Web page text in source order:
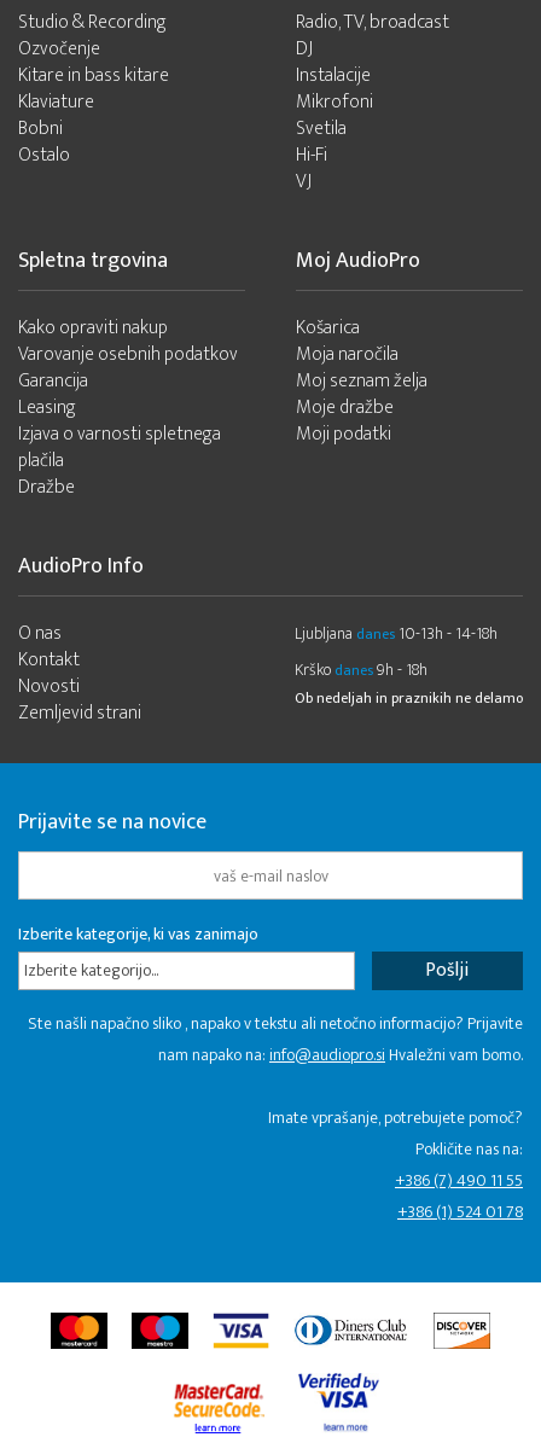
Studio & Recording
Ozvočenje
Kitare in bass kitare
Klaviature
Bobni
Ostalo
Radio, TV, broadcast
DJ
Instalacije
Mikrofoni
Svetila
Hi-Fi
VJ
Spletna trgovina
Kako opraviti nakup
Varovanje osebnih podatkov
Garancija
Leasing
Izjava o varnosti spletnega
plačila
Dražbe
Moj AudioPro
Košarica
Moja naročila
Moj seznam želja
Moje dražbe
Moji podatki
AudioPro Info
O nas
Kontakt
Novosti
Zemljevid strani
Ljubljana danes 10-13h - 14-18h
Krško danes9h - 18h
Ob nedeljah in praznikih ne delamo
Prijavite se na novice
Izberite kategorije, ki vas zanimajo
Izberite kategorijo...
Ste našli napačno sliko , napako v tekstu ali netočno informacijo? Prijavite
nam napako na:info@audiopro.siHvaležni vam bomo.
Imate vprašanje, potrebujete pomoč?
Pokličite nas na:
+386 (7) 490 11 55
+386 (1) 524 01 78